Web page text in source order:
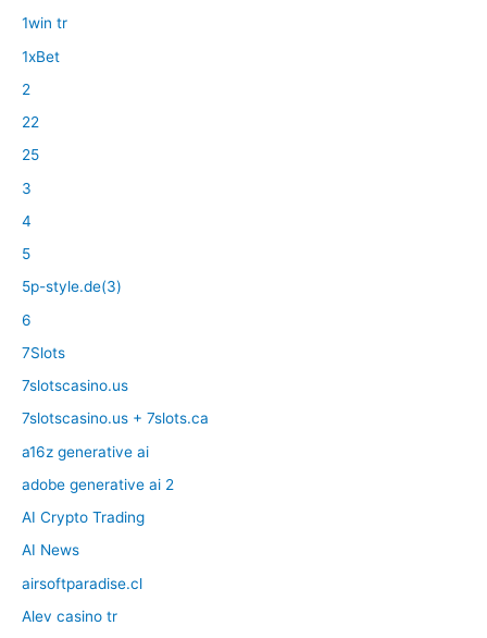
1win tr
1xBet
2
22
25
3
4
5
5p-style.de(3)
6
7Slots
7slotscasino.us
7slotscasino.us + 7slots.ca
a16z generative ai
adobe generative ai 2
AI Crypto Trading
AI News
airsoftparadise.cl
Alev casino tr